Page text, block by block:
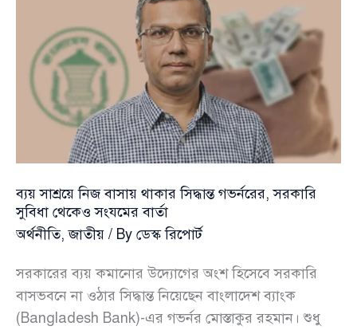
বিদেশ
ভ্রমণ
স্থগিতাদেশ
ব্যয় সাশ্রয়ে নিজ বাসায় থাকার সিদ্ধান্ত গভর্নরের, সরকারি
সুবিধা থেকেও সংযমের বার্তা
অর্থনীতি,জাতীয় / By ডেস্ক রিপোর্ট
সরকারের ব্যয় কমানোর উদ্যোগের অংশ হিসেবে সরকারি
বাসভবনে না ওঠার সিদ্ধান্ত নিয়েছেন বাংলাদেশ ব্যাংক
(Bangladesh Bank)-এর গভর্নর মোস্তাকুর রহমান। শুধু